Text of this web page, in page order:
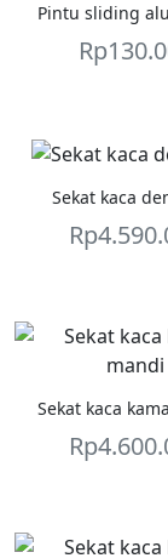
Pintu sliding
Rp
Sekat kaca
Rp
Sekat kaca
Rp